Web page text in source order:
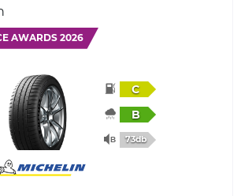
AWARDS 2026
C
B
73db